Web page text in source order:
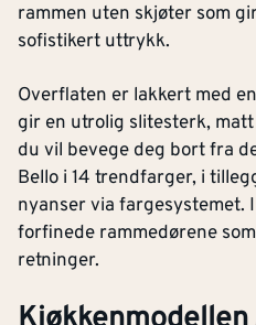
rammen uten skjøter som
sofistikert uttrykk.
Overflaten er lakkert med
gir en utrolig slitesterk,
du vil bevege deg bort fra
Bello i 14 trendfarger, i
nyanser via fargesystemet.
forfinede rammedørene
retninger.